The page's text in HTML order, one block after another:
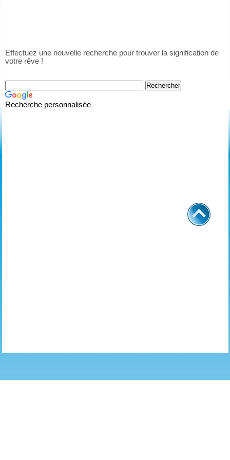
Effectuez une nouvelle recherche pour trouver la signification de
votre rêve !
Recherche personnalisée